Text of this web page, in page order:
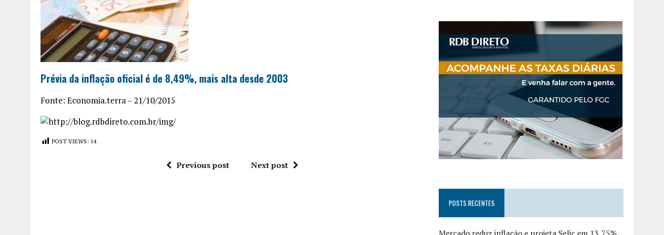
Prévia da inflação oficial é de 8,49%, mais alta desde 2003
Fonte: Economia.terra – 21/10/2015
POST VIEWS: 14
Previous post Next post
POSTS RECENTES
Mercado reduz inflação e projeta Selic em 13,75%